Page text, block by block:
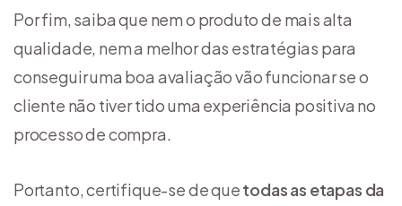
Por fim, saiba que nem o produto de mais alta
qualidade, nem a melhor das estratégias para
conseguir uma boa avaliação vão funcionar se o
cliente não tiver tido uma experiência positiva no
processo de compra.
Portanto, certifique-se de quetodas as etapas da